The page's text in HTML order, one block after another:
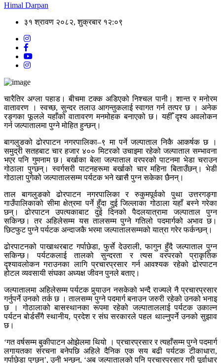
Himal Darpan
३१ श्रावण २०८२, शुक्रबार १२:०९
चारैतिर अग्ला पहाड। बीचमा टक्क अडिएको निश्चल पानी। शान्त र मनोरम
वातावरण । स्वच्छ, सुन्दर तलाउ आगन्तुकलाई स्वागत गर्न तत्पर छ । अनेक
रङ्गका फूलले यहाँको वातावरण मनमोहक बनाएको छ। यहीँ दृश्य अवलोकन
गर्न जल्पातालमा पुग्ने मोहित हुन्छन्।
बागलुङको ढोरपाटन नगरपालिका–९ मा पर्ने जल्पाताल निकै आकर्षक छ ।
समुद्री सतहबाट चार हजार ४०० मिटरको उचाइमा रहेको जल्पाताल सम्भावना
भएर पनि गुमनाम छ। बर्खाका बेला जल्पाताल वरपरको पाटनमा भेडा चराउन
गोठाला पुग्छन्। स्वर्गसरी पाटनहरूमा बर्खाको चार महिना बिताउँछन्। भेडी
गोठाला पुगेको जल्पातालसम्म पर्यटक भने खासै पुग्न सकेका छैनन्।
ताल बागलुङको ढोरपाटन नगरपालिका र रुकुमपूर्वको पुथा उत्तरगङ्गा
गाउँपालिकाको सीमा क्षेत्रमा पर्ने हुँदा दुई जिल्लाका गोठाला यहाँ बस्ने गरेका
छन्। ढोरपाटन उपत्यकाबाट दुई दिनको पैदलयात्रामा जल्पाताल पुग्न
सकिन्छ। तर अहिलेसम्म यस तालसम्म पुग्ने गतिलो पदमार्गको अभाव छ।
छिटफुट पुग्ने पर्यटक अन्दाजकै भरमा जल्पातालसम्मको यात्रा गरेर फर्कन्छन्।
ढोरपाटनको पाखाथरबाट गर्पाछेडा, फुर्से देउराली, फागुन हुँदै जल्पाताल पुग्न
सकिन्छ। पर्यटकलाई तालको सुन्दरता र त्यस वरपरको प्राकृतिक
दृश्यावलोकन गराउनका लागि प्रचारप्रसार गर्न आवश्यक रहेको ढोरपाटन
होटल व्यवसायी संघका अध्यक्ष जीवन पुनले बताए।
जल्पातालमा अहिलेसम्म पर्यटक पुर्‍याउन नसकेको भन्दै राज्यले नै प्रचारप्रसार
गर्नुपर्ने उनको तर्क छ । तालसम्म पुग्ने पदमार्ग बनाउन जरुरी रहेको उनको भनाइ
छ । गोठालाको बासस्थानका रूपमा रहेको जल्पाताललाई पर्यटक उकाल्न
पर्यटन बोर्डसँगै स्थानीय, प्रदेश र संघ सरकारले पहल थाल्नुपर्ने उनको सुझाव
छ।
‘गत वर्षसम्म बुकीपाटन ओझेलमा थियो । प्रचारप्रसार र त्यहाँसम्म पुग्ने पदमार्ग
लगायतका संरचना बनेपछि अहिले दैनिक एक सय बढी पर्यटक टीकाधारा,
गर्पाछेडा पुग्छन्’, उनी भन्छन्, ‘अब जल्पातालको पनि प्रचारप्रसार गरी पूर्वाधार